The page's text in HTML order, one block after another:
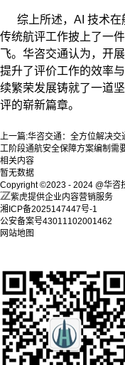
综上所述，AI 技术
传统航评工作披上了一
飞。华咨交通认为，开
提升了评价工作的效率
续繁荣发展铸就了一道
评的崭新篇章。
上一篇:华咨交通：全方位解决交
工阶段通航安全保障方案编制需
相关内容
暂无数据
Copyright ©2023 - 2024 @华咨
紫虎提供企业内容营销服务
湘ICP备2025147447号-1
公安备案号43011102001462
网站地图